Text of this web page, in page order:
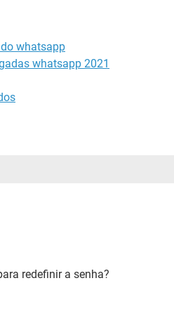
whatsapp
whatsapp 2021
redefinir a senha?